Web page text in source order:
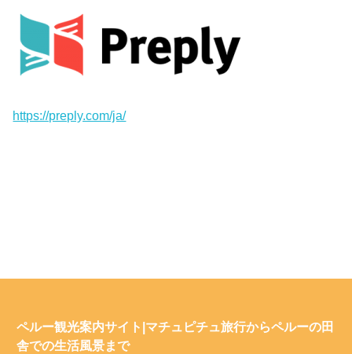
https://preply.com/ja/
ペルー観光案内サイト|マチュピチュ旅行からペルーの田
舎での生活風景まで